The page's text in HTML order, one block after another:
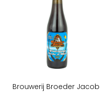
Brouwerij Broeder Jacob